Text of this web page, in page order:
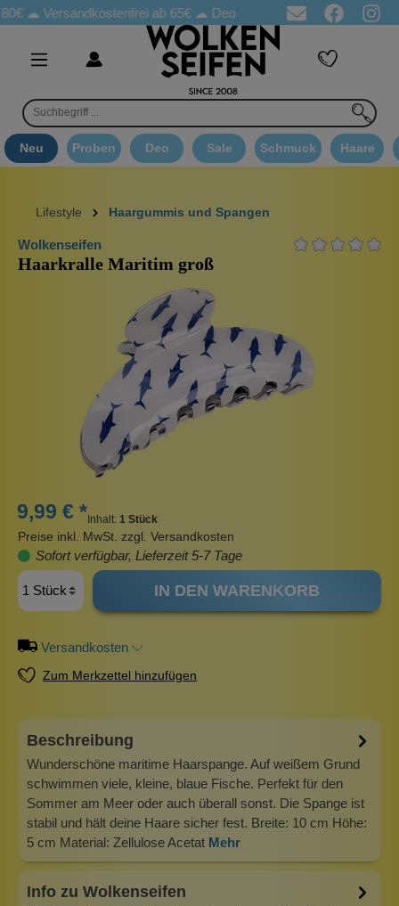
☁Versandkostenfrei ab 65€☁ Deo Proben in jeder Bestellung
Neu Proben Deo Sale Schmuck Haare
Lifestyle Haargummis und Spangen
Wolkenseifen
Haarkralle Maritim groß
9,99 € * Inhalt: 1 Stück
Preise inkl. MwSt. zzgl. Versandkosten
Sofort verfügbar, Lieferzeit 5-7 Tage
IN DEN WARENKORB
Versandkosten
Zum Merkzettel hinzufügen
Beschreibung
Wunderschöne maritime Haarspange. Auf weißem Grund
schwimmen viele, kleine, blaue Fische. Perfekt für den
Sommer am Meer oder auch überall sonst. Die Spange ist
stabil und hält deine Haare sicher fest. Breite: 10 cm Höhe:
5 cm Material: Zellulose Acetat Mehr
Info zu Wolkenseifen